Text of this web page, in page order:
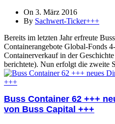
On 3. März 2016
By Sachwert-Ticker+++
Bereits im letzten Jahr erfreute
Containerangebote Global-Fonds
Containerverkauf in der
berichtete). Nun erfolgt die zweite
Buss Container 62 +++
von Buss Capital +++